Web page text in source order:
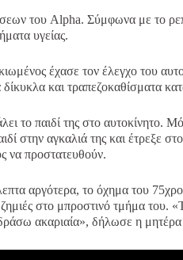
του Alpha. Σύμφωνα με το
υγείας.
έχασε τον έλεγχο του
και τραπεζοκαθίσματα
το παιδί της στο αυτοκίνητο.
στην αγκαλιά της και έτρεξε
να προστατευθούν.
αργότερα, το όχημα του
στο μπροστινό τμήμα του.
ακαριαία», δήλωσε η